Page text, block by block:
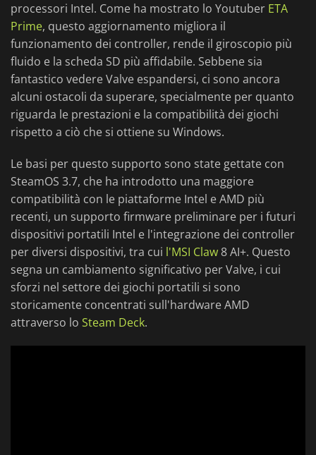
processori Intel. Come ha mostrato lo Youtuber ETA
Prime, questo aggiornamento migliora il
funzionamento dei controller, rende il giroscopio più
fluido e la scheda SD più affidabile. Sebbene sia
fantastico vedere Valve espandersi, ci sono ancora
alcuni ostacoli da superare, specialmente per quanto
riguarda le prestazioni e la compatibilità dei giochi
rispetto a ciò che si ottiene su Windows.
Le basi per questo supporto sono state gettate con
SteamOS 3.7, che ha introdotto una maggiore
compatibilità con le piattaforme Intel e AMD più
recenti, un supporto firmware preliminare per i futuri
dispositivi portatili Intel e l'integrazione dei controller
per diversi dispositivi, tra cui l'MSI Claw8 AI+. Questo
segna un cambiamento significativo per Valve, i cui
sforzi nel settore dei giochi portatili si sono
storicamente concentrati sull'hardware AMD
attraverso lo Steam Deck.